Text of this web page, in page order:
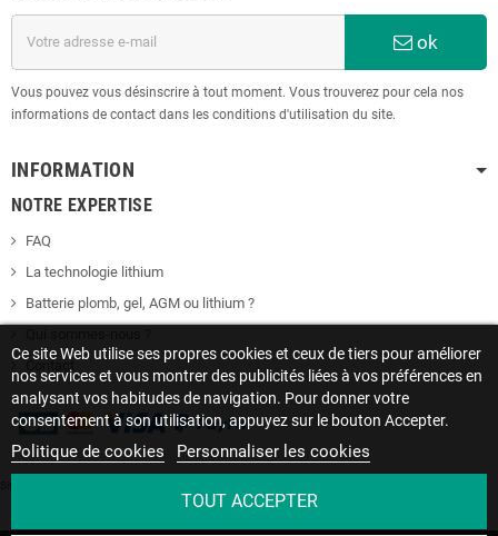
ok
Vous pouvez vous désinscrire à tout moment. Vous trouverez pour cela nos
informations de contact dans les conditions d'utilisation du site.
INFORMATION
NOTRE EXPERTISE
FAQ
La technologie lithium
Batterie plomb, gel, AGM ou lithium ?
Ce site Web utilise ses propres cookies et ceux de tiers pour améliorer
nos services et vous montrer des publicités liées à vos préférences en
analysant vos habitudes de navigation. Pour donner votre
consentement à son utilisation, appuyez sur le bouton Accepter.
Politique de cookies Personnaliser les cookies
TOUT ACCEPTER